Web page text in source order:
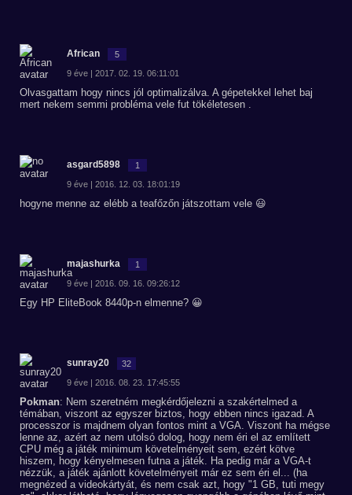
African 5
9 éve | 2017. 02. 19. 06:11:01
Olvasgattam hogy nincs jól optimalizálva. A gépetekkel lehet baj
mert nekem semmi probléma vele fut tökéletesen .
asgard5898 1
9 éve | 2016. 12. 03. 18:01:19
hogyne menne az elébb a teafőzőn játszottam vele 😃
majashurka 1
9 éve | 2016. 09. 16. 09:26:12
Egy HP EliteBook 8440p-n elmenne? 😀
sunray20 32
9 éve | 2016. 08. 23. 17:45:55
Pokman: Nem szeretném megkérdőjelezni a szakértelmed a
témában, viszont az egyszer biztos, hogy ebben nincs igazad. A
processzor is majdnem olyan fontos mint a VGA. Viszont ha mégse
lenne az, azért az nem utolsó dolog, hogy nem éri el az említett
CPU még a játék minimum követelményeit sem, ezért kötve
hiszem, hogy kényelmesen futna a játék. Ha pedig már a VGA-t
nézzük, a játék ajánlott követelményeit már ez sem éri el... (ha
megnézed a videokártyát, és nem csak azt, hogy "1 GB, tuti megy